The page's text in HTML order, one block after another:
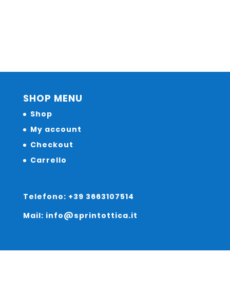
SHOP MENU
Shop
My account
Checkout
Carrello
Telefono: +39 3663107514
Mail: info@sprintottica.it